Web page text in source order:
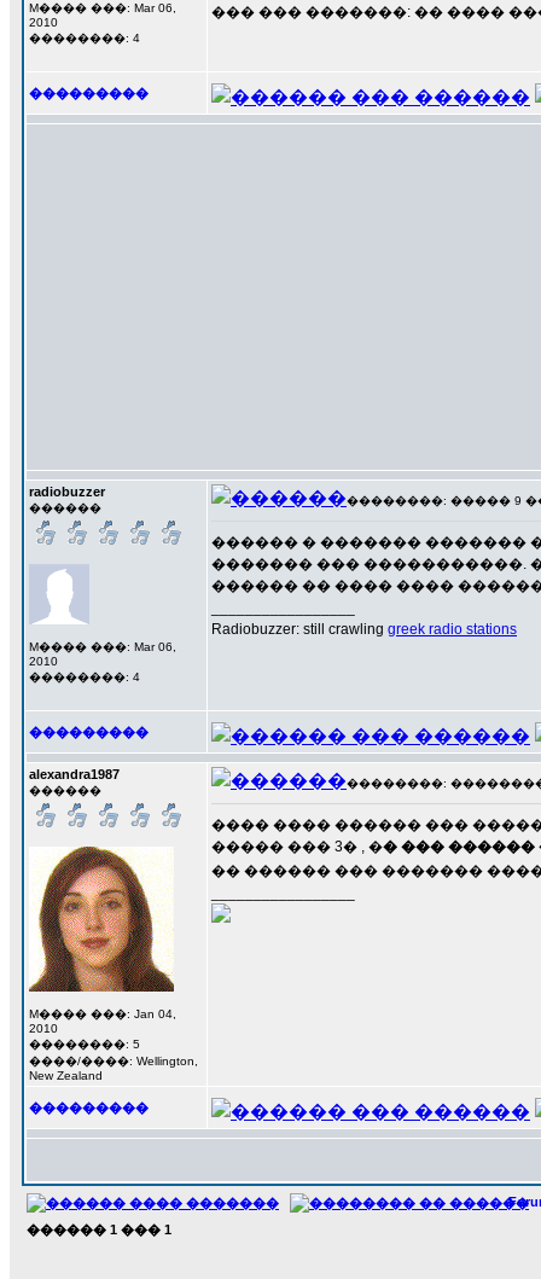
M���� ���: Mar 06,
2010
��������: 4
��� ��� �������: �� ����
���������
radiobuzzer
������
M���� ���: Mar 06,
2010
��������: 4
��������: ����� 9 ���
������ � ������� �������
������� ��� �����������.
������ �� ���� ����
Radiobuzzer: still crawling greek radio stations
���������
alexandra1987
������
M���� ���: Jan 04,
2010
��������: 5
����/����: Wellington,
New Zealand
��������: ���������
���� ���� ������ ���
����� ��� 3� , �� ��� ������
�� ������ ��� �������
���������
������ 1 ��� 1